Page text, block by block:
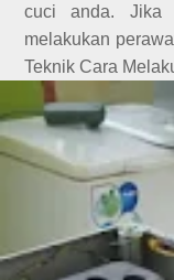
cuci anda. Jika
melakukan
Teknik Cara